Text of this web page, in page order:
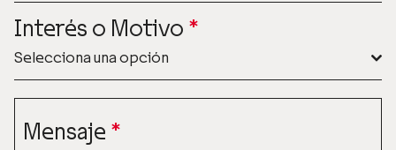
Interés o Motivo *
Selecciona una opción
Mensaje *